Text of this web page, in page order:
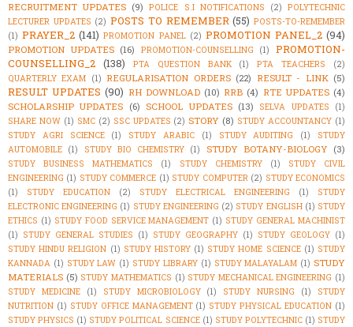
RECRUITMENT UPDATES (9) POLICE S.I NOTIFICATIONS (2) POLYTECHNIC
LECTURER UPDATES (2) POSTS TO REMEMBER (55) POSTS-TO-REMEMBER
(1) PRAYER_2 (141) PROMOTION PANEL (2) PROMOTION PANEL_2 (94)
PROMOTION UPDATES (16) PROMOTION-COUNSELLING (1)
PROMOTION-
COUNSELLING_2 (138) PTA QUESTION BANK (1) PTA TEACHERS
(2)
QUARTERLY EXAM (1) REGULARISATION ORDERS (22) RESULT - LINK (5)
RESULT UPDATES (90) RH DOWNLOAD (10) RRB (4) RTE UPDATES (4)
SCHOLARSHIP UPDATES (6) SCHOOL UPDATES (13) SELVA UPDATES
(1)
SHARE NOW (1) SMC (2) SSC UPDATES (2) STORY (8) STUDY ACCOUNTANCY (1)
STUDY AGRI SCIENCE
(1) STUDY ARABIC (1) STUDY AUDITING (1)
STUDY
AUTOMOBILE (1) STUDY BIO CHEMISTRY (1) STUDY BOTANY-BIOLOGY (3)
STUDY BUSINESS MATHEMATICS (1) STUDY CHEMISTRY (1)
STUDY CIVIL
ENGINEERING (1) STUDY COMMERCE (1) STUDY COMPUTER (2) STUDY ECONOMICS
(1)
STUDY EDUCATION (2) STUDY ELECTRICAL ENGINEERING (1)
STUDY
ELECTRONIC ENGINEERING (1) STUDY ENGINEERING (2) STUDY ENGLISH (1) STUDY
ETHICS (1) STUDY FOOD SERVICE MANAGEMENT (1) STUDY GENERAL MACHINIST
(1) STUDY GENERAL STUDIES (1) STUDY GEOGRAPHY (1) STUDY GEOLOGY (1)
STUDY HINDU RELIGION (1) STUDY HISTORY (1) STUDY HOME SCIENCE (1) STUDY
KANNADA (1) STUDY LAW (1) STUDY LIBRARY (1) STUDY MALAYALAM (1) STUDY
MATERIALS (5) STUDY MATHEMATICS (1) STUDY MECHANICAL ENGINEERING (1)
STUDY MEDICINE
(1) STUDY MICROBIOLOGY (1) STUDY NURSING (1)
STUDY
NUTRITION (1) STUDY OFFICE MANAGEMENT (1) STUDY PHYSICAL EDUCATION (1)
STUDY PHYSICS (1) STUDY POLITICAL SCIENCE (1) STUDY POLYTECHNIC (1) STUDY